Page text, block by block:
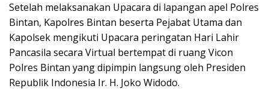
Setelah melaksanakan Upacara di lapangan apel Polres
Bintan, Kapolres Bintan beserta Pejabat Utama dan
Kapolsek mengikuti Upacara peringatan Hari Lahir
Pancasila secara Virtual bertempat di ruang Vicon
Polres Bintan yang dipimpin langsung oleh Presiden
Republik Indonesia Ir. H. Joko Widodo.